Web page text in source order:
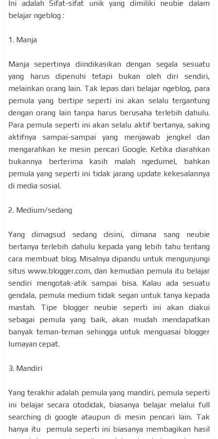
Ini adalah Sifat-sifat unik yang dimiliki neubie dalam
belajar ngeblog :
1. Manja
Manja sepertinya diindikasikan dengan segala sesuatu
yang harus dipenuhi tetapi bukan oleh diri sendiri,
melainkan orang lain. Tak lepas dari belajar ngeblog, para
pemula yang bertipe seperti ini akan selalu tergantung
dengan orang lain tanpa harus berusaha terlebih dahulu.
Para pemula seperti ini akan selalu aktif bertanya, saking
aktifnya sampai-sampai yang menjawab jengkel dan
mengarahkan ke mesin pencari Google. Ketika diarahkan
bukannya berterima kasih malah ngedumel, bahkan
pemula yang seperti ini tidak jarang update kekesalannya
di media sosial.
2. Medium/sedang
Yang dimagsud sedang disini, dimana sang neubie
bertanya terlebih dahulu kepada yang lebih tahu tentang
cara membuat blog. Misalnya dipandu untuk mengunjungi
situs www.blogger.com, dan kemudian pemula itu belajar
sendiri mengotak-atik sampai bisa. Kalau ada sesuatu
gendala, pemula medium tidak segan untuk tanya kepada
mastah. Tipe blogger neubie seperti ini akan diakui
sebagai pemula yang baik, akan mudah mendapatkan
banyak teman-teman sehingga untuk menguasai blogger
lumayan cepat.
3. Mandiri
Yang terakhir adalah pemula yang mandiri, pemula seperti
ini belajar secara otodidak, biasanya belajar melalui full
searching di google ataupun di mesin pencari lain. Tak
hanya itu pemula seperti ini biasanya membagikan hasil